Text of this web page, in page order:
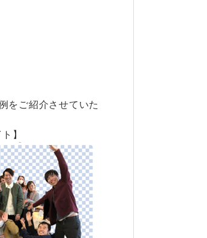
ご紹介させていた
】